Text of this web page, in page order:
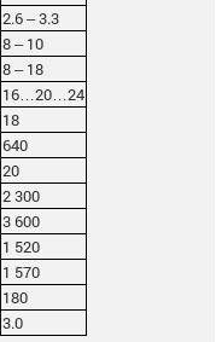
2.6 ‒ 3.3
8 ‒ 10
8 ‒ 18
16…20…24
18
640
20
2 300
3 600
1 520
1 570
180
3.0